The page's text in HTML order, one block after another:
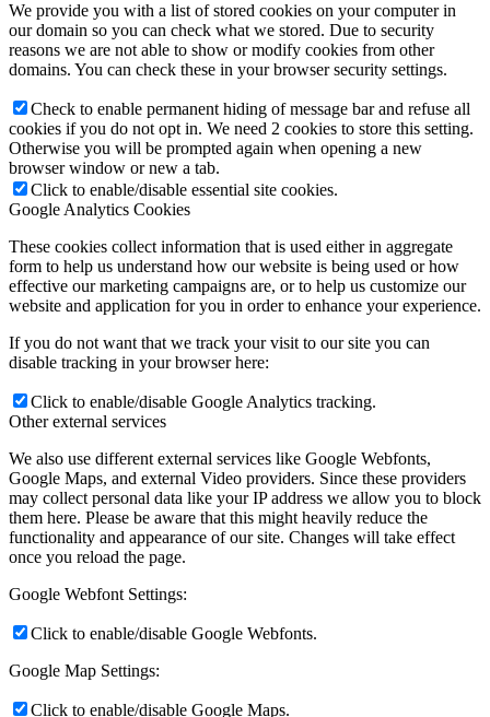
We provide you with a list of stored cookies on your computer in
our domain so you can check what we stored. Due to security
reasons we are not able to show or modify cookies from other
domains. You can check these in your browser security settings.
Check to enable permanent hiding of message bar and refuse all
cookies if you do not opt in. We need 2 cookies to store this setting.
Otherwise you will be prompted again when opening a new
browser window or new a tab.
Click to enable/disable essential site cookies.
Google Analytics Cookies
These cookies collect information that is used either in aggregate
form to help us understand how our website is being used or how
effective our marketing campaigns are, or to help us customize our
website and application for you in order to enhance your experience.
If you do not want that we track your visit to our site you can
disable tracking in your browser here:
Click to enable/disable Google Analytics tracking.
Other external services
We also use different external services like Google Webfonts,
Google Maps, and external Video providers. Since these providers
may collect personal data like your IP address we allow you to block
them here. Please be aware that this might heavily reduce the
functionality and appearance of our site. Changes will take effect
once you reload the page.
Google Webfont Settings:
Click to enable/disable Google Webfonts.
Google Map Settings:
Click to enable/disable Google Maps.